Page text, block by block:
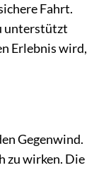
Fahrt.
unterstützt
Erlebnis wird,
Gegenwind.
zu wirken. Die